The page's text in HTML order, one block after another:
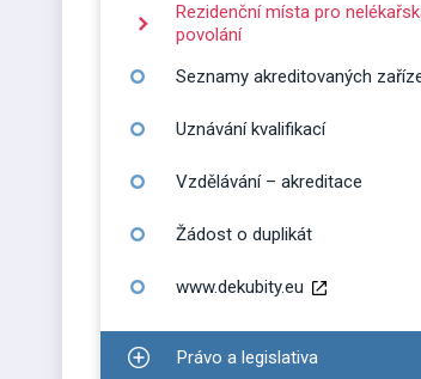
Rezidenční místa pro
povolání
Seznamy akreditovaných
Uznávání kvalifikací
Vzdělávání – akreditace
Žádost o duplikát
www.dekubity.eu
Zobrazit podmenu pro Právo a
Právo a legislativa